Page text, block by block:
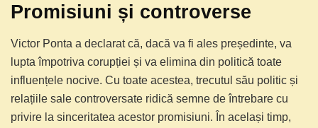
Promisiuni și controverse
Victor Ponta a declarat că, dacă va fi ales președinte, va
lupta împotriva corupției și va elimina din politică toate
influențele nocive. Cu toate acestea, trecutul său politic și
relațiile sale controversate ridică semne de întrebare cu
privire la sinceritatea acestor promisiuni. În același timp,